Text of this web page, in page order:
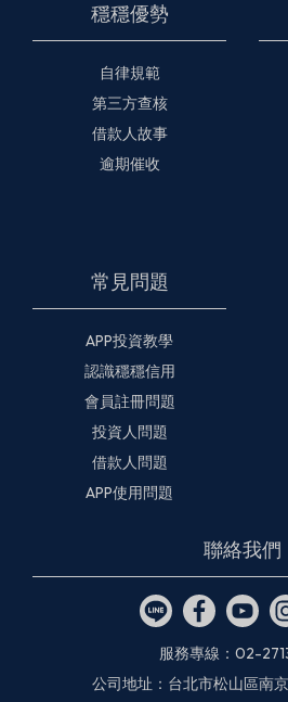
穩穩優勢
自律規範
第三方查核
借款人故事
逾期催收
常見問題
APP投資教學
認識穩穩信用
會員註冊問題
投資人問題
借款人問題
APP使用問題
聯絡我們
服務專線：02-
公司地址：台北市松山區南